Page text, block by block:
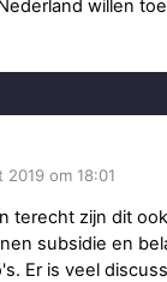
willen
om 18:01
terecht zijn dit
subsidie en
Er is veel